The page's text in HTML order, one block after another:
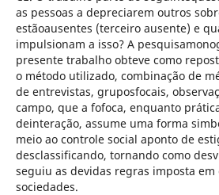
as pessoas a depreciarem outros
estãoausentes (terceiro ausente) e
impulsionam a isso? A
presente trabalho obteve como
o método utilizado, combinação de
de entrevistas, gruposfocais,
campo, que a fofoca, enquanto
deinteração, assume uma forma
meio ao controle social aponto de
desclassificando, tornando como
seguiu as devidas regras imposta
sociedades.